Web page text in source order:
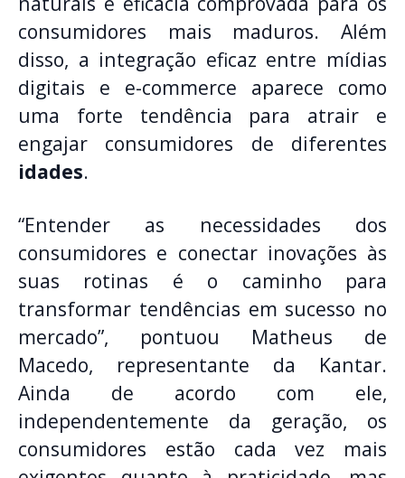
consumidores mais maduros. Além
disso, a integração eficaz entre mídias
digitais e e-commerce aparece como
uma forte tendência para atrair e
engajar consumidores de diferentes
idades.
“Entender as necessidades dos
consumidores e conectar inovações às
suas rotinas é o caminho para
transformar tendências em sucesso no
mercado”, pontuou Matheus de
Macedo, representante da Kantar.
Ainda de acordo com ele,
independentemente da geração, os
consumidores estão cada vez mais